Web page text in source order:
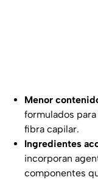
Menor
formulados
fibra capilar.
Ingredientes
incorporan
componentes